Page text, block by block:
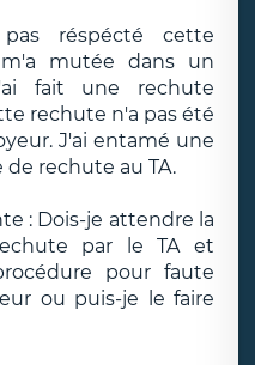
réspécté cette
mutée dans un
fait une rechute
rechute n'a pas été
J'ai entamé une
rechute au TA.
: Dois-je attendre la
par le TA et
pour faute
ou puis-je le faire